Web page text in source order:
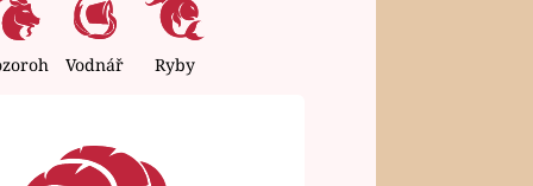
Vodnář Ryby